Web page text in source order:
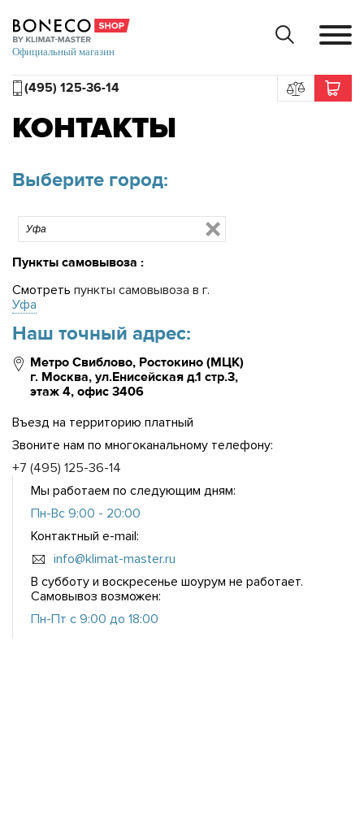
(495) 125-36-14
КОНТАКТЫ
Выберите город:
Пункты самовывоза :
Смотреть пункты самовывоза в г.
Уфа
Наш точный адрес:
Метро Свиблово, Ростокино (МЦК)
г. Москва, ул.Енисейская д.1 стр.3,
этаж 4, офис 3406
Въезд на территорию платный
Звоните нам по многоканальному телефону:
+7 (495) 125-36-14
Мы работаем по следующим дням:
Пн-Вс 9:00 - 20:00
Контактный e-mail:
info@klimat-master.ru
В субботу и воскресенье шоурум не работает.
Самовывоз возможен:
Пн-Пт с 9:00 до 18:00